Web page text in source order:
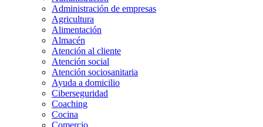
Administración de empresas
Agricultura
Alimentación
Almacén
Atención al cliente
Atención social
Atención sociosanitaria
Ayuda a domicilio
Ciberseguridad
Coaching
Cocina
Comercio